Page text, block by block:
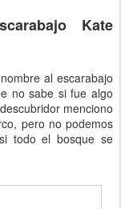
Kate
al escarabajo
no sabe si fue algo
menciono
pero no podemos
todo el bosque se